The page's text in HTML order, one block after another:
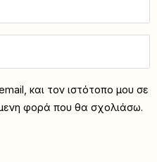
και τον ιστότοπο μου σε
φορά που θα σχολιάσω.